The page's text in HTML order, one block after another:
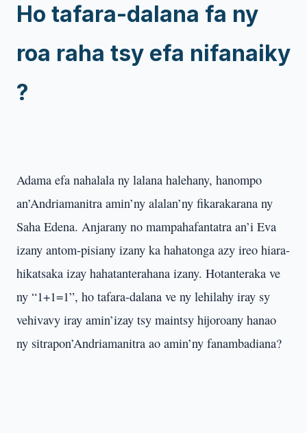
Ho tafara-dalana fa ny
roa raha tsy efa nifanaiky
?
Adama efa nahalala ny lalana halehany, hanompo
an’Andriamanitra amin’ny alalan’ny fikarakarana ny
Saha Edena. Anjarany no mampahafantatra an’i Eva
izany antom-pisiany izany ka hahatonga azy ireo hiara-
hikatsaka izay hahatanterahana izany. Hotanteraka ve
ny “1+1=1”, ho tafara-dalana ve ny lehilahy iray sy
vehivavy iray amin’izay tsy maintsy hijoroany hanao
ny sitrapon’Andriamanitra ao amin’ny fanambadiana?